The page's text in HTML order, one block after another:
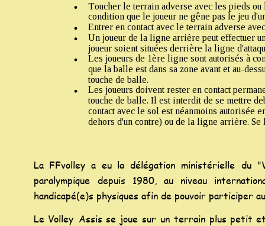
·
Toucher le terrain adverse avec les pieds ou
condition que le joueur ne gêne pas le jeu
Entrer en contact avec le terrain adverse
Un joueur de la ligne arrière peut effectuer
joueur soient situées derrière la ligne
Les joueurs de 1ère ligne sont autorisés à
que la balle est dans sa zone avant et au-
touche de balle.
Les joueurs doivent rester en contact
touche de balle. Il est interdit de se mettre
contact avec le sol est néanmoins autorisée
dehors d'un contre) ou de la ligne arrière.
La FFvolley a eu la délégation ministérielle du
paralympique depuis 1980, au niveau
handicapé(e)s physiques afin de pouvoir participer
Le Volley Assis se joue sur un terrain plus petit